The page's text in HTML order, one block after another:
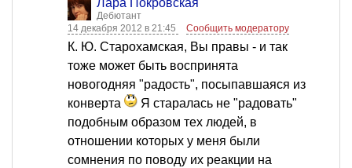
Лара Покровская
Дебютант
14 декабря 2012 в 21:45
Сообщить модератору
К. Ю. Старохамская, Вы правы - и так
тоже может быть воспринята
новогодняя "радость", посыпавшаяся из
конверта
Я старалась не "радовать"
подобным образом тех людей, в
отношении которых у меня были
сомнения по поводу их реакции на